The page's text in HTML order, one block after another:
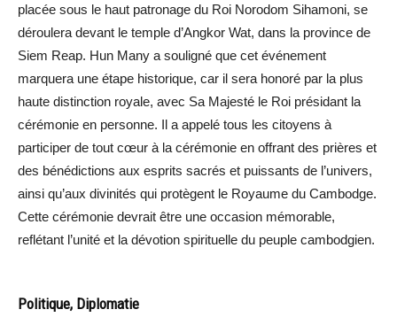
placée sous le haut patronage du Roi Norodom Sihamoni, se
déroulera devant le temple d’Angkor Wat, dans la province de
Siem Reap. Hun Many a souligné que cet événement
marquera une étape historique, car il sera honoré par la plus
haute distinction royale, avec Sa Majesté le Roi présidant la
cérémonie en personne. Il a appelé tous les citoyens à
participer de tout cœur à la cérémonie en offrant des prières et
des bénédictions aux esprits sacrés et puissants de l’univers,
ainsi qu’aux divinités qui protègent le Royaume du Cambodge.
Cette cérémonie devrait être une occasion mémorable,
reflétant l’unité et la dévotion spirituelle du peuple cambodgien.
Politique, Diplomatie